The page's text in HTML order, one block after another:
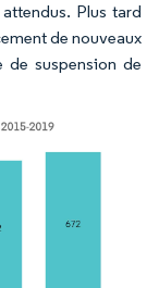
Plus tard
de nouveaux
de suspension de